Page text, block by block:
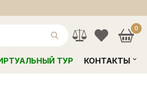
0
ТУР КОНТАКТЫ